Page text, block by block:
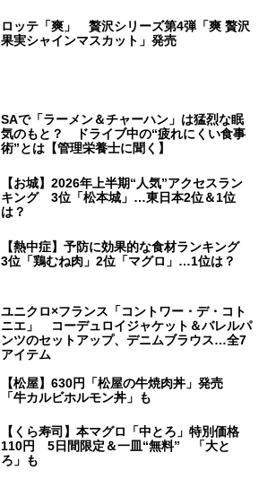
ロッテ「爽」 贅沢シリーズ第4弾「爽 贅沢
果実シャインマスカット」発売
SAで「ラーメン＆チャーハン」は猛烈な眠
気のもと？ ドライブ中の“疲れにくい食事
術”とは【管理栄養士に聞く】
【お城】2026年上半期“人気”アクセスラン
キング 3位「松本城」…東日本2位＆1位
は？
【熱中症】予防に効果的な食材ランキング
3位「鶏むね肉」2位「マグロ」…1位は？
ユニクロ×フランス「コントワー・デ・コト
ニエ」 コーデュロイジャケット＆バレルパ
ンツのセットアップ、デニムブラウス…全7
アイテム
【松屋】630円「松屋の牛焼肉丼」発売
「牛カルビホルモン丼」も
【くら寿司】本マグロ「中とろ」特別価格
110円 5日間限定＆一皿“無料” 「大と
ろ」も